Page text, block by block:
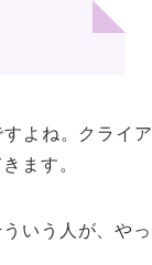
すよね。クライア
ます。
いう人が、やっ